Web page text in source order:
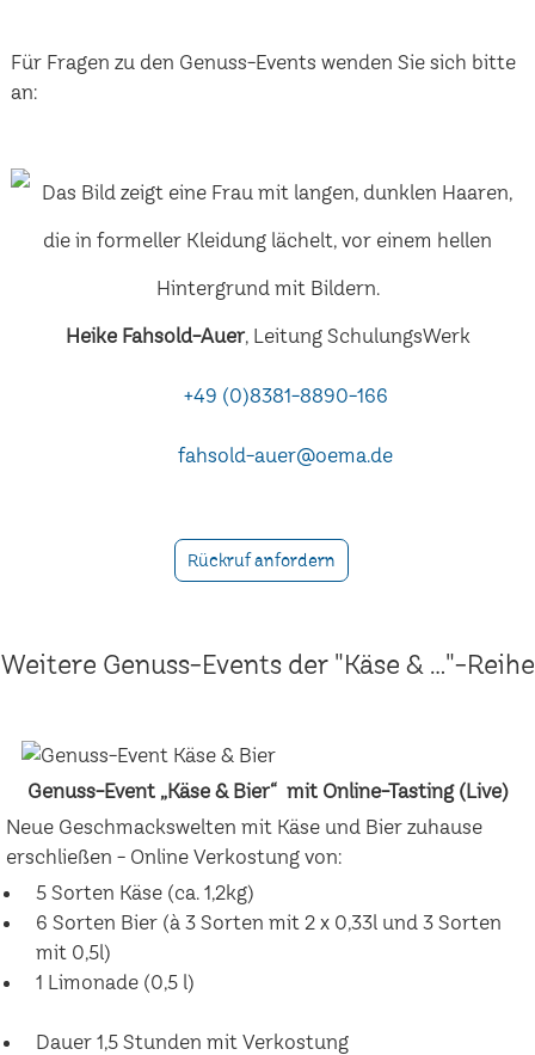
Für Fragen zu den Genuss-Events wenden Sie sich bitte
an:
Heike Fahsold-Auer, Leitung SchulungsWerk
+49 (0)8381-8890-166
fahsold-auer@oema.de
Rückruf anfordern
Weitere Genuss-Events der "Käse & ..."-Reihe
Genuss-Event „Käse & Bier“ mit Online-Tasting (Live)
Neue Geschmackswelten mit Käse und Bier zuhause
erschließen - Online Verkostung von:
5 Sorten Käse (ca. 1,2kg)
6 Sorten Bier (à 3 Sorten mit 2 x 0,33l und 3 Sorten
mit 0,5l)
1 Limonade (0,5 l)
Dauer 1,5 Stunden mit Verkostung